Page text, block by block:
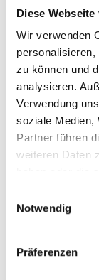
Diese
Wir verwenden
zu können und
analysieren.
Verwendung
soziale Medien,
Partner führen
weiteren Daten
Notwendig
Präferenzen
Gasthof Bad
info@badsand.it
www.badsand.it
T+39 377
WAR DER